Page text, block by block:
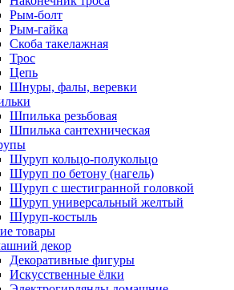
Рым-болт
Рым-гайка
Скоба такелажная
Трос
Цепь
Шнуры, фалы, веревки
Шпилька резьбовая
Шпилька сантехническая
Шуруп кольцо-полукольцо
Шуруп по бетону (нагель)
Шуруп с шестигранной головкой
Шуруп универсальный желтый
Шуруп-костыль
товары
декор
Декоративные фигуры
Искусственные ёлки